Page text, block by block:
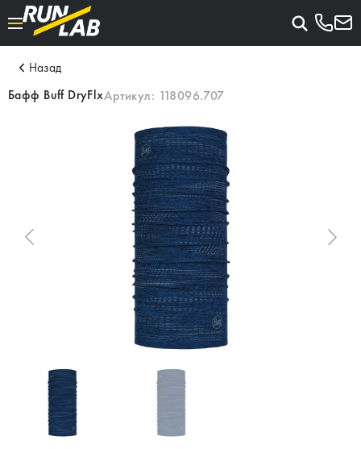
Назад
Бафф Buff DryFlxАртикул: 118096.707